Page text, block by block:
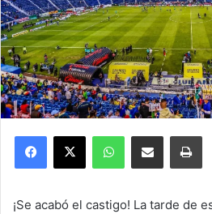
Facebook
X WhatsAppCompartir por correo electrónico
¡Se acabó el castigo! La tarde de